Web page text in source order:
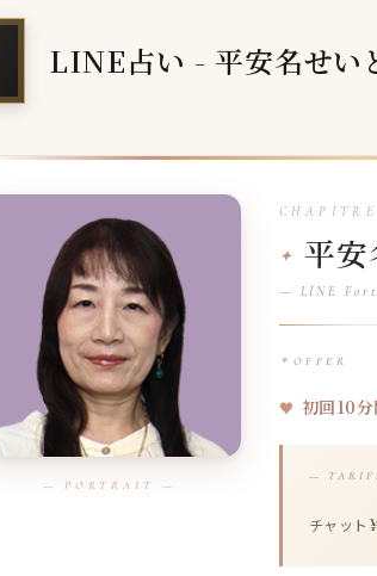
LINE占い - 平安名せい
平安
— LINE
OFFER
初回10
—
チャット